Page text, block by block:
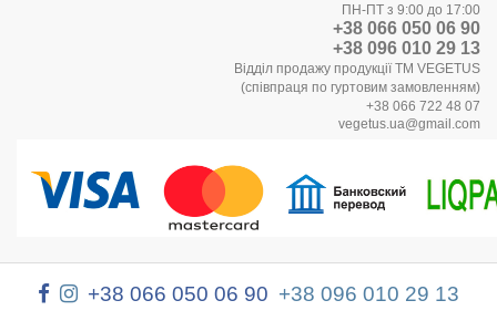
ПН-ПТ з 9:00 до 17:00
+38 066 050 06 90
+38 096 010 29 13
Відділ продажу продукції ТМ VEGETUS
(співпраця по гуртовим замовленням)
+38 066 722 48 07
vegetus.ua@gmail.com
+38 066 050 06 90 +38 096 010 29 13